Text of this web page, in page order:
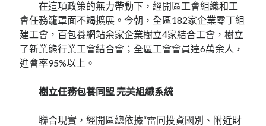
在這項政策的無力帶動下，經開區工會組織和工
會任務籠罩面不竭擴展。今朝，全區182家企業零丁組
建工會，百包養網站余家企業樹立4家結合工會，樹立
了新業態行業工會結合會；全區工會會員達6萬余人，
進會率95%以上。
樹立任務包養同盟 完美組織系統
聯合現實，經開區總依據“雷同投資國別、附近財